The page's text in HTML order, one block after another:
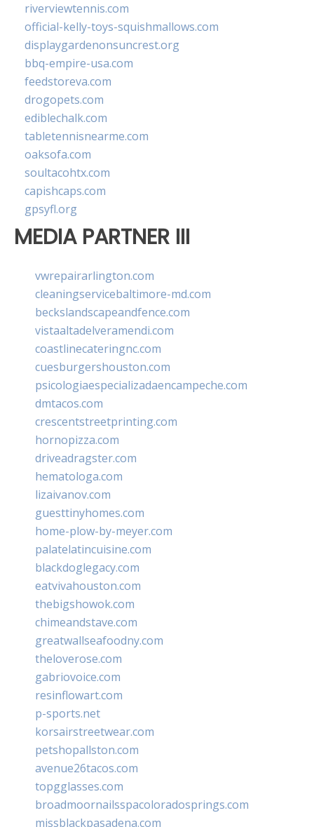
riverviewtennis.com
official-kelly-toys-squishmallows.com
displaygardenonsuncrest.org
bbq-empire-usa.com
feedstoreva.com
drogopets.com
ediblechalk.com
tabletennisnearme.com
oaksofa.com
soultacohtx.com
capishcaps.com
gpsyfl.org
MEDIA PARTNER III
vwrepairarlington.com
cleaningservicebaltimore-md.com
beckslandscapeandfence.com
vistaaltadelveramendi.com
coastlinecateringnc.com
cuesburgershouston.com
psicologiaespecializadaencampeche.com
dmtacos.com
crescentstreetprinting.com
hornopizza.com
driveadragster.com
hematologa.com
lizaivanov.com
guesttinyhomes.com
home-plow-by-meyer.com
palatelatincuisine.com
blackdoglegacy.com
eatvivahouston.com
thebigshowok.com
chimeandstave.com
greatwallseafoodny.com
theloverose.com
gabriovoice.com
resinflowart.com
p-sports.net
korsairstreetwear.com
petshopallston.com
avenue26tacos.com
topgglasses.com
broadmoornailsspacoloradosprings.com
missblackpasadena.com